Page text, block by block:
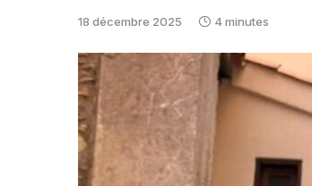
18 décembre 2025 4 minutes